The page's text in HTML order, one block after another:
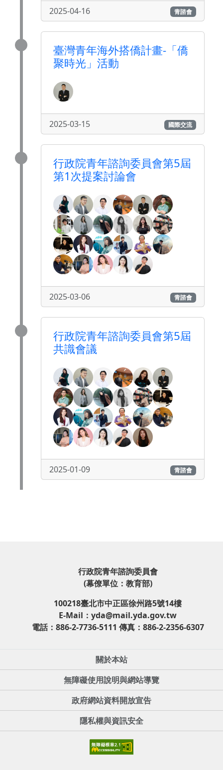
2025-04-16 青諮會
臺灣青年海外搭僑計畫-「僑
聚時光」活動
2025-03-15 國際交流
行政院青年諮詢委員會第5屆
第1次提案討論會
2025-03-06 青諮會
行政院青年諮詢委員會第5屆
共識會議
2025-01-09 青諮會
行政院青年諮詢委員會
(幕僚單位：教育部)
100218臺北市中正區徐州路5號14樓
E-Mail：yda@mail.yda.gov.tw
電話：886-2-7736-5111 傳真：886-2-2356-6307
關於本站
無障礙使用說明與網站導覽
政府網站資料開放宣告
隱私權與資訊安全